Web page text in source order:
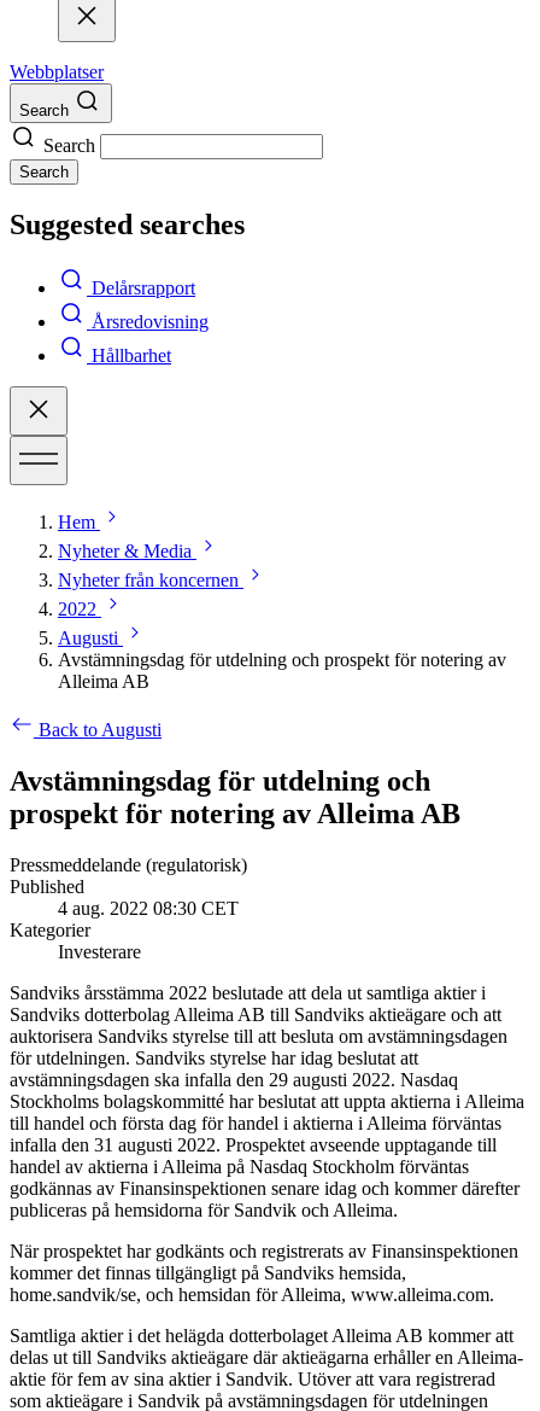
Webbplatser
Search
Search
Search
Suggested searches
Delårsrapport
Årsredovisning
Hållbarhet
Hem
Nyheter & Media
Nyheter från koncernen
2022
Augusti
Avstämningsdag för utdelning och prospekt för notering av
Alleima AB
Back to Augusti
Avstämningsdag för utdelning och
prospekt för notering av Alleima AB
Pressmeddelande (regulatorisk)
Published
4 aug. 2022 08:30 CET
Kategorier
Investerare
Sandviks årsstämma 2022 beslutade att dela ut samtliga aktier i
Sandviks dotterbolag Alleima AB till Sandviks aktieägare och att
auktorisera Sandviks styrelse till att besluta om avstämningsdagen
för utdelningen. Sandviks styrelse har idag beslutat att
avstämningsdagen ska infalla den 29 augusti 2022. Nasdaq
Stockholms bolagskommitté har beslutat att uppta aktierna i Alleima
till handel och första dag för handel i aktierna i Alleima förväntas
infalla den 31 augusti 2022. Prospektet avseende upptagande till
handel av aktierna i Alleima på Nasdaq Stockholm förväntas
godkännas av Finansinspektionen senare idag och kommer därefter
publiceras på hemsidorna för Sandvik och Alleima.
När prospektet har godkänts och registrerats av Finansinspektionen
kommer det finnas tillgängligt på Sandviks hemsida,
home.sandvik/se, och hemsidan för Alleima, www.alleima.com.
Samtliga aktier i det helägda dotterbolaget Alleima AB kommer att
delas ut till Sandviks aktieägare där aktieägarna erhåller en Alleima-
aktie för fem av sina aktier i Sandvik. Utöver att vara registrerad
som aktieägare i Sandvik på avstämningsdagen för utdelningen